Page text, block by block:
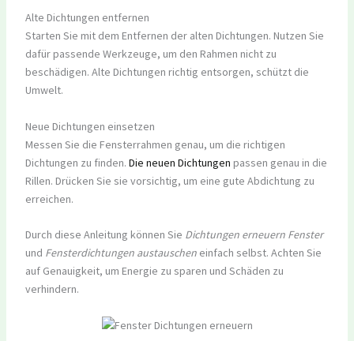
Alte Dichtungen entfernen
Starten Sie mit dem Entfernen der alten Dichtungen. Nutzen Sie
dafür passende Werkzeuge, um den Rahmen nicht zu
beschädigen. Alte Dichtungen richtig entsorgen, schützt die
Umwelt.
Neue Dichtungen einsetzen
Messen Sie die Fensterrahmen genau, um die richtigen
Dichtungen zu finden. Die neuen Dichtungen passen genau in die
Rillen. Drücken Sie sie vorsichtig, um eine gute Abdichtung zu
erreichen.
Durch diese Anleitung können Sie Dichtungen erneuern Fenster
und Fensterdichtungen austauscheneinfach selbst. Achten Sie
auf Genauigkeit, um Energie zu sparen und Schäden zu
verhindern.